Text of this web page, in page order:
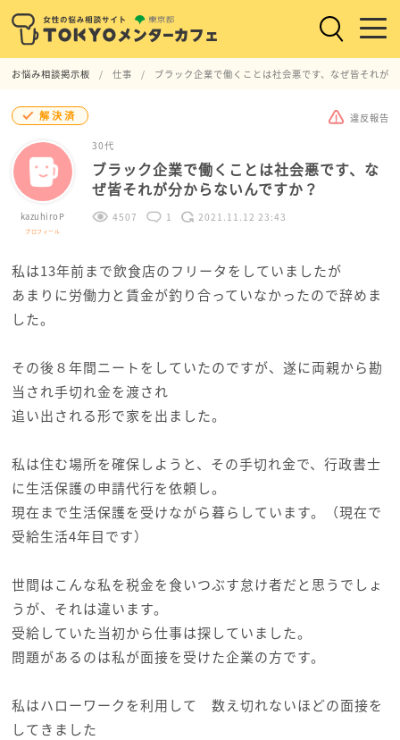
お悩み相談掲示板 仕事 ブラック企業で働くことは社会悪です、なぜ皆それが
解決済 違反報告
kazuhiroP
プロフィール
30代
ブラック企業で働くことは社会悪です、な
ぜ皆それが分からないんですか？
4507 1 2021.11.12 23:43
私は13年前まで飲食店のフリータをしていましたが
あまりに労働力と賃金が釣り合っていなかったので辞めま
した。
その後８年間ニートをしていたのですが、遂に両親から勘
当され手切れ金を渡され
追い出される形で家を出ました。
私は住む場所を確保しようと、その手切れ金で、行政書士
に生活保護の申請代行を依頼し。
現在まで生活保護を受けながら暮らしています。（現在で
受給生活4年目です）
世間はこんな私を税金を食いつぶす怠け者だと思うでしょ
うが、それは違います。
受給していた当初から仕事は探していました。
問題があるのは私が面接を受けた企業の方です。
私はハローワークを利用して 数え切れないほどの面接を
してきました